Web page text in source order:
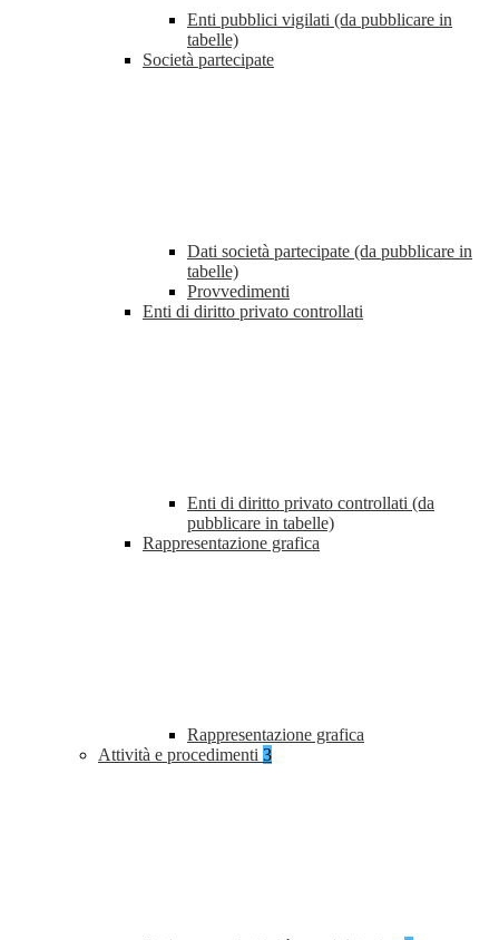
Enti pubblici vigilati (da pubblicare in
tabelle)
Società partecipate
Dati società partecipate (da pubblicare in
tabelle)
Provvedimenti
Enti di diritto privato controllati
Enti di diritto privato controllati (da
pubblicare in tabelle)
Rappresentazione grafica
Rappresentazione grafica
Attività e procedimenti 3